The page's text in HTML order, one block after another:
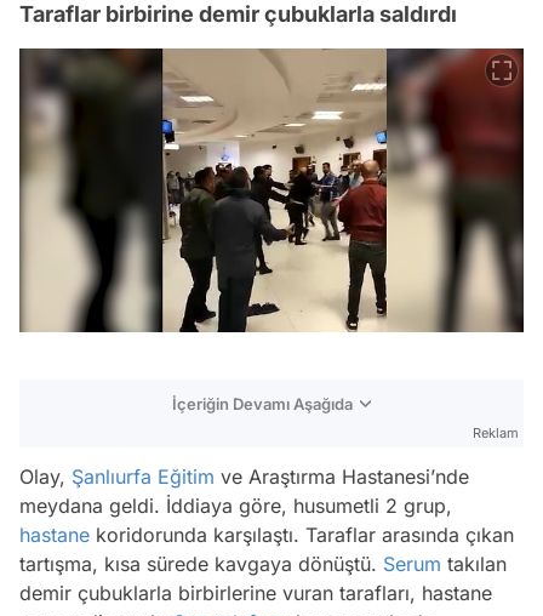
Taraflar birbirine demir çubuklarla saldırdı
İçeriğin Devamı Aşağıda
Reklam
Olay, Şanlıurfa Eğitim ve Araştırma Hastanesi’nde
meydana geldi. İddiaya göre, husumetli 2 grup,
hastane koridorunda karşılaştı. Taraflar arasında çıkan
tartışma, kısa sürede kavgaya dönüştü. Serum takılan
demir çubuklarla birbirlerine vuran tarafları, hastane